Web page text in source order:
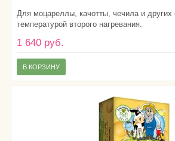
Для моцареллы, качотты, чечила и других
температурой второго нагревания.
1 640 руб.
В КОРЗИНУ